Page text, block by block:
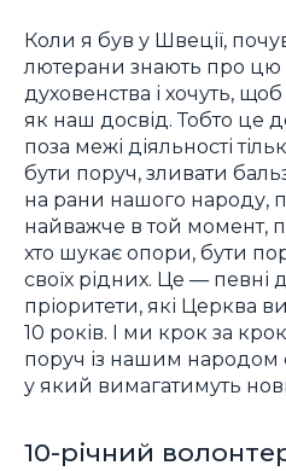
Коли я був у Швеції,
лютерани знають про
духовенства і хочуть,
як наш досвід. Тобто це
поза межі діяльності
бути поруч, зливати
на рани нашого народу,
найважче в той момент,
хто шукає опори, бути
своїх рідних. Це — певні
пріоритети, які Церква
10 років. І ми крок за
поруч із нашим народом
у який вимагатимуть
10-річний